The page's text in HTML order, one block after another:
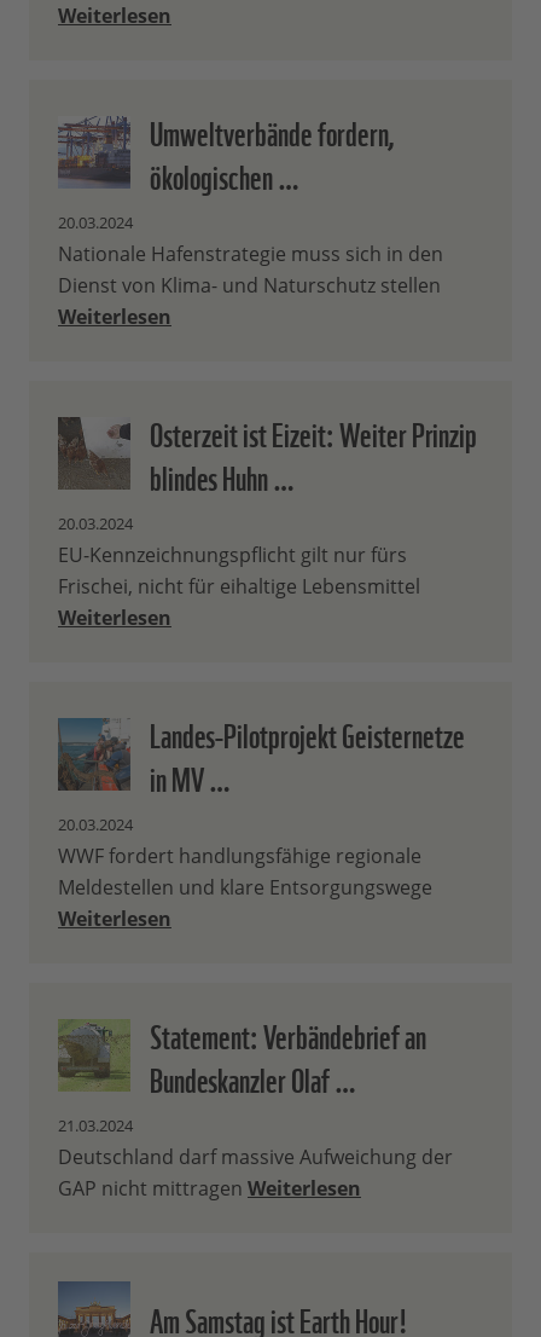
Weiterlesen
Umweltverbände fordern,
ökologischen …
20.03.2024
Nationale Hafenstrategie muss sich in den
Dienst von Klima- und Naturschutz stellen
Weiterlesen
Osterzeit ist Eizeit: Weiter Prinzip
blindes Huhn …
20.03.2024
EU-Kennzeichnungspflicht gilt nur fürs
Frischei, nicht für eihaltige Lebensmittel
Weiterlesen
Landes-Pilotprojekt Geisternetze
in MV …
20.03.2024
WWF fordert handlungsfähige regionale
Meldestellen und klare Entsorgungswege
Weiterlesen
Statement: Verbändebrief an
Bundeskanzler Olaf …
21.03.2024
Deutschland darf massive Aufweichung der
GAP nicht mittragen Weiterlesen
Am Samstag ist Earth Hour!